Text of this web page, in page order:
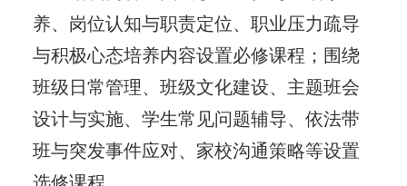
养、岗位认知与职责定位、职业压力疏导
与积极心态培养内容设置必修课程；围绕
班级日常管理、班级文化建设、主题班会
设计与实施、学生常见问题辅导、依法带
班与突发事件应对、家校沟通策略等设置